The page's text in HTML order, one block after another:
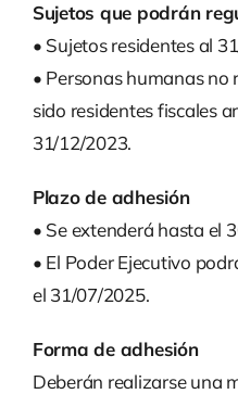
Publicaciones
Español
Sujetos que podrán
• Sujetos residentes al
• Personas humanas no
sido residentes fiscales
31/12/2023.
Plazo de adhesión
• Se extenderá hasta el
• El Poder Ejecutivo
el 31/07/2025.
Forma de adhesión
Deberán realizarse una